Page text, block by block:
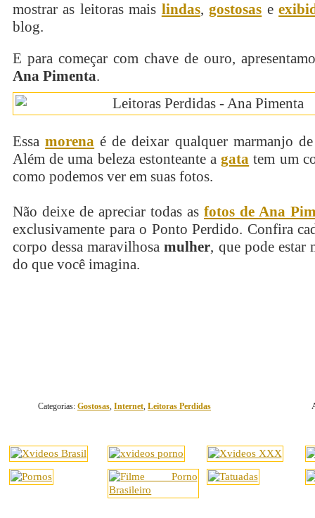
mostrar as leitoras mais lindas,gostosas e
blog.
E para começar com chave de ouro,
Ana Pimenta.
Essamorena é de deixar qualquer marmanjo
Além de uma beleza estonteante agata tem um
como podemos ver em suas fotos.
Não deixe de apreciar todas as fotos de Ana
exclusivamente para o Ponto Perdido. Confira
corpo dessa maravilhosamulher, que pode estar
do que você imagina.
Categorias: Gostosas, Internet, Leitoras Perdidas